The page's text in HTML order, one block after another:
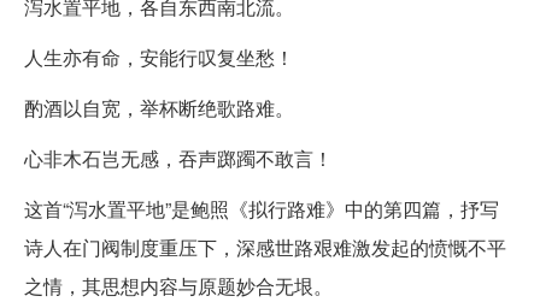
泻水置平地，各自东西南北流。
人生亦有命，安能行叹复坐愁！
酌酒以自宽，举杯断绝歌路难。
心非木石岂无感，吞声踯躅不敢言！
这首“泻水置平地”是鲍照《拟行路难》中的第四篇，抒写
诗人在门阀制度重压下，深感世路艰难激发起的愤慨不平
之情，其思想内容与原题妙合无垠。